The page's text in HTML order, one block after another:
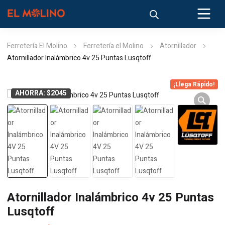
Ferretería El Molino Ferretería el Molino
Atornillador
Atornillador Inalámbrico 4v 25 Puntas Lusqtoff
AHORRA: $2045
¡Llega Rápido!
Atornillador Inalámbrico 4v 25 Puntas
Lusqtoff